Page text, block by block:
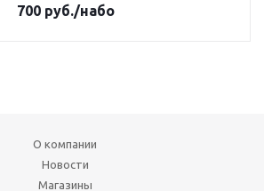
700руб./набо
О компании
Новости
Магазины